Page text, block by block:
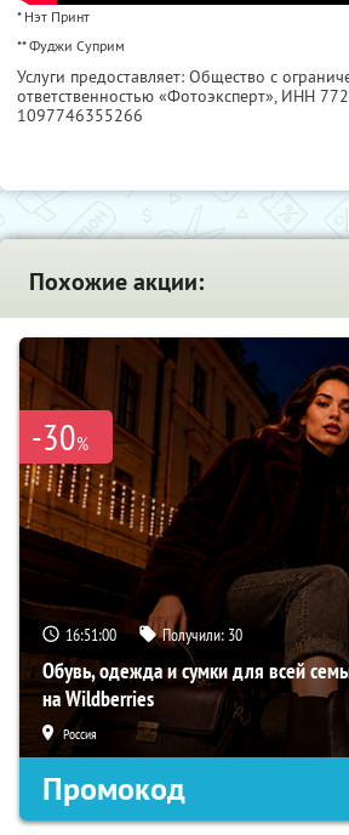
* Нэт Принт
** Фуджи Суприм
Услуги предоставляет: Общество с
ответственностью «Фотоэксперт», ИНН
1097746355266
Похожие акции:
-30%
16:50:59 Получили: 30
Обувь, одежда и сумки для всей
на Wildberries
Россия
Промокод